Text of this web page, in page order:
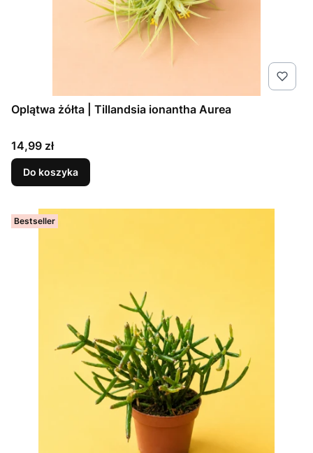
Oplątwa żółta | Tillandsia ionantha Aurea
Cena
14,99 zł
Do koszyka
Bestseller